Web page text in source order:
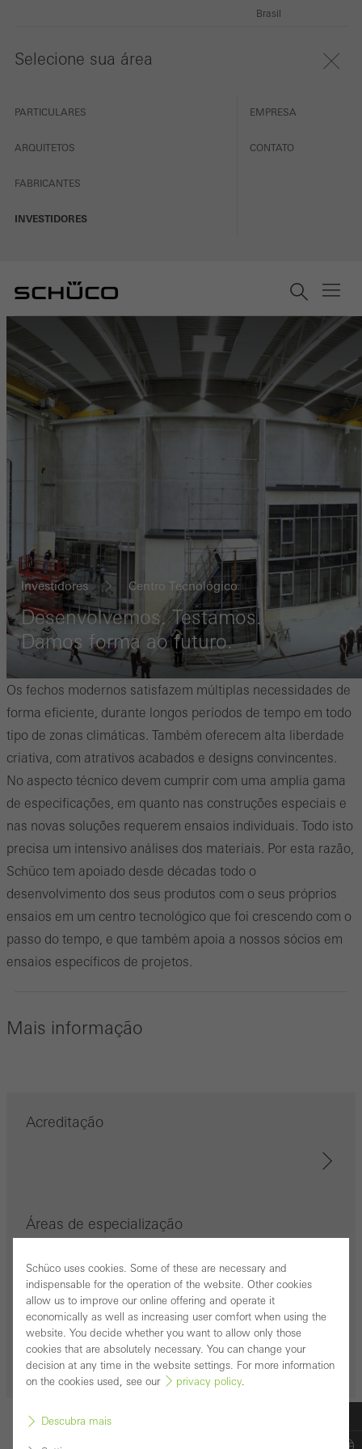
Selecione sua área
PARTICULARES
ARQUITETOS
FABRICANTES
INVESTIDORES
EMPRESA
CONTATO
Brasil
Investidores Centro Tecnológico
Desenvolvemos. Testamos.
Damos forma ao futuro.
Os fechos modernos satisfazem múltiplas necessidades de
forma eficiente, durante longos períodos de tempo em todo
tipo de zonas climáticas. Também oferecem alta liberdade
criativa, com atrativos acabados e designs convincentes.
No aspecto técnico devem cumprir com uma amplia gama
de especificações, em quanto nas construções especiais e
nas novas soluções requerem ensaios individuais. Todo isto
precisa um intensivo análises dos materiais. Por esta razão,
Schüco tem apoiado desde décadas todo o
desenvolvimento dos seus produtos com o seus próprios
ensaios em um centro tecnológico que foi crescendo com o
passo do tempo, e que também apoia a nossos sócios em
ensaios específicos de projetos.
Mais informação
Acreditação
Áreas de especialização
História
Schüco uses cookies. Some of these are necessary and
indispensable for the operation of the website. Other cookies
allow us to improve our online offering and operate it
economically as well as increasing user comfort when using the
website. You decide whether you want to allow only those
cookies that are absolutely necessary. You can change your
decision at any time in the website settings. For more information
on the cookies used, see our
privacy policy.
Descubra mais